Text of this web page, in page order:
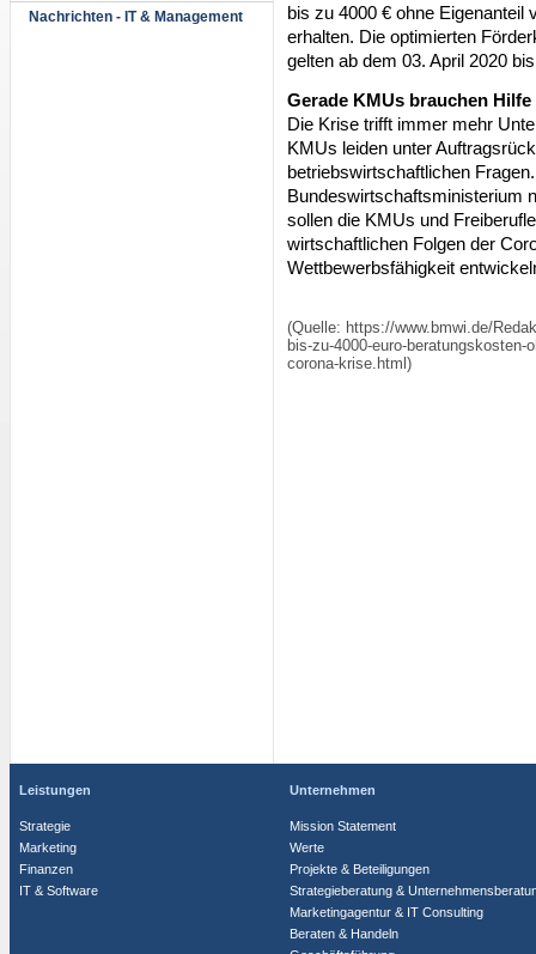
Nachrichten - IT & Management
bis zu 4000 € ohne
erhalten. Die optimierten
gelten ab dem 03. April 2020
Gerade KMUs brauchen
Die Krise trifft immer mehr
KMUs leiden unter
betriebswirtschaftlichen
Bundeswirtschaftsministerium
sollen die KMUs und
wirtschaftlichen Folgen der
Wettbewerbsfähigkeit
(Quelle: https://www.bmwi.de/
bis-zu-4000-euro-beratungskosten-
corona-krise.html)
Leistungen
Strategie
Marketing
Finanzen
IT & Software
Unternehmen
Mission Statement
Werte
Projekte & Beteiligungen
Strategieberatung &
Marketingagentur & IT Consulting
Beraten & Handeln